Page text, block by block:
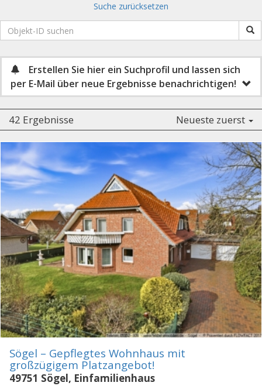
Suche zurücksetzen
Erstellen Sie hier ein Suchprofil und lassen sich
per E-Mail über neue Ergebnisse benachrichtigen!
42 Ergebnisse Neueste zuerst
Sögel – Gepflegtes Wohnhaus mit
großzügigem Platzangebot!
49751 Sögel, Einfamilienhaus